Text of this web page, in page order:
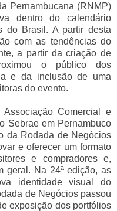
Pernambucana (RNMP)
dentro do calendário
do Brasil. A partir desta
com as tendências do
a partir da criação de
o público dos
e da inclusão de uma
do evento.
Comercial e
Sebrae em Pernambuco
da Rodada de Negócios
e oferecer um formato
e compradores e,
geral. Na 24ª edição, as
identidade visual do
de Negócios passou
exposição dos portfólios